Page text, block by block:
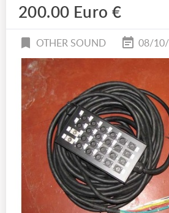
200.00 Euro €
OTHER SOUND 08/